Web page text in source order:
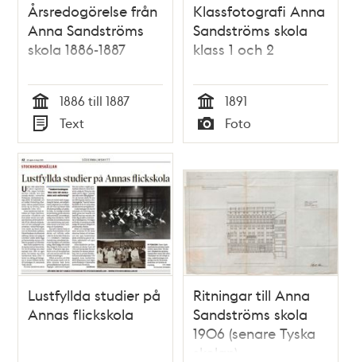
Årsredogörelse från
Anna Sandströms
skola 1886-1887
Tid
1886 till 1887
Typ
Text
Klassfotografi Anna
Sandströms skola
klass 1 och 2
Tid
1891
Typ
Foto
Lustfyllda studier på
Annas flickskola
Ritningar till Anna
Sandströms skola
1906 (senare Tyska
skolan)